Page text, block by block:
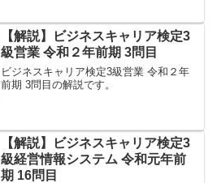
【解説】ビジネスキャリア検定3
級営業 令和２年前期 3問目
ビジネスキャリア検定3級営業 令和２年
前期 3問目の解説です。
【解説】ビジネスキャリア検定3
級経営情報システム 令和元年前
期 16問目